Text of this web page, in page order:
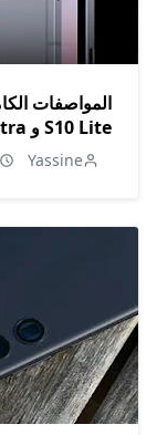
S10 Lite و Tab S11 Ultra قبل الإطلاق
Yassine